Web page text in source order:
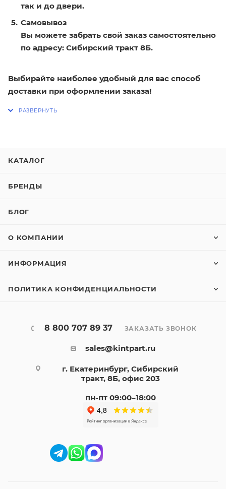
так и до двери.
Самовывоз
Вы можете забрать свой заказ самостоятельно
по адресу: Сибирский тракт 8Б.
Выбирайте наиболее удобный для вас способ
доставки при оформлении заказа!
КАТАЛОГ
БРЕНДЫ
БЛОГ
О КОМПАНИИ
ИНФОРМАЦИЯ
ПОЛИТИКА КОНФИДЕНЦИАЛЬНОСТИ
8 800 707 89 37 ЗАКАЗАТЬ ЗВОНОК
sales@kintpart.ru
г. Екатеринбург, Сибирский
тракт, 8Б, офис 203
пн-пт 09:00–18:00